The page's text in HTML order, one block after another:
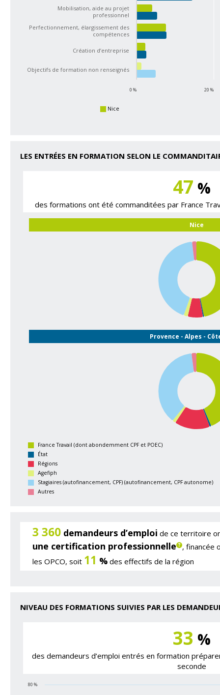
Mobilisation, aide au projet
professionnel
Perfectionnement, élargissement des
compétences
Création d’entreprise
Objectifs de formation non renseignés
0 % 20 %
Nice
LES ENTRÉES EN FORMATION SELON LE
47 %
des formations ont été commanditées par France
Nice
Provence - Alpes -
France Travail (dont abondemment CPF et POEC)
État
Régions
Agefiph
Stagiaires (autofinancement, CPF) (autofinancement, CPF autonome)
Autres
3 360 demandeurs d’emploi de ce territoire
une certification professionnelle
, financée
les OPCO, soit 11 % des effectifs de la région
NIVEAU DES FORMATIONS SUIVIES PAR LES
33 %
des demandeurs d’emploi entrés en formation
seconde
80 %